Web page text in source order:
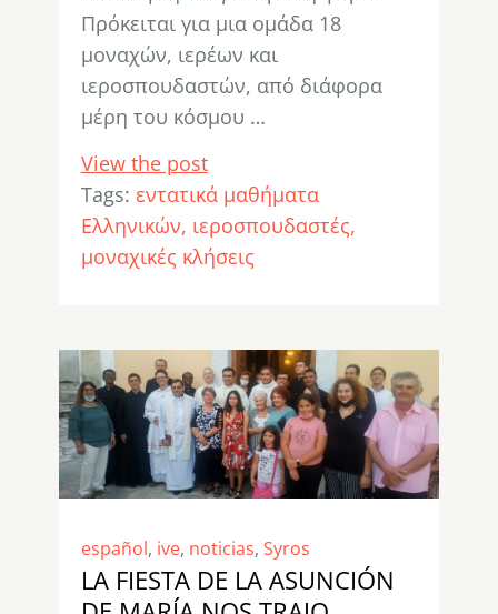
Πρόκειται για μια ομάδα 18
μοναχών, ιερέων και
ιεροσπουδαστών, από διάφορα
μέρη του κόσμου …
View the post
Tags: εντατικά μαθήματα
Ελληνικών ιεροσπουδαστές
μοναχικές κλήσεις
español, ive, noticias, Syros
LA FIESTA DE LA ASUNCIÓN